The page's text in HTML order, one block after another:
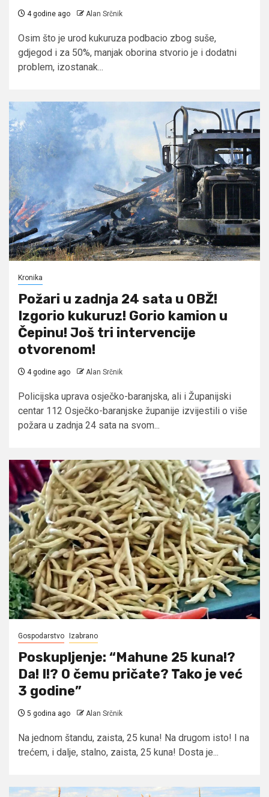
4 godine ago Alan Srčnik
Osim što je urod kukuruza podbacio zbog suše,
gdjegod i za 50%, manjak oborina stvorio je i dodatni
problem, izostanak...
Kronika
Požari u zadnja 24 sata u OBŽ!
Izgorio kukuruz! Gorio kamion u
Čepinu! Još tri intervencije
otvorenom!
4 godine ago Alan Srčnik
Policijska uprava osječko-baranjska, ali i Županijski
centar 112 Osječko-baranjske županije izvijestili o više
požara u zadnja 24 sata na svom...
Gospodarstvo Izabrano
Poskupljenje: “Mahune 25 kuna!?
Da! I!? O čemu pričate? Tako je već
3 godine”
5 godina ago Alan Srčnik
Na jednom štandu, zaista, 25 kuna! Na drugom isto! I na
trećem, i dalje, stalno, zaista, 25 kuna! Dosta je...